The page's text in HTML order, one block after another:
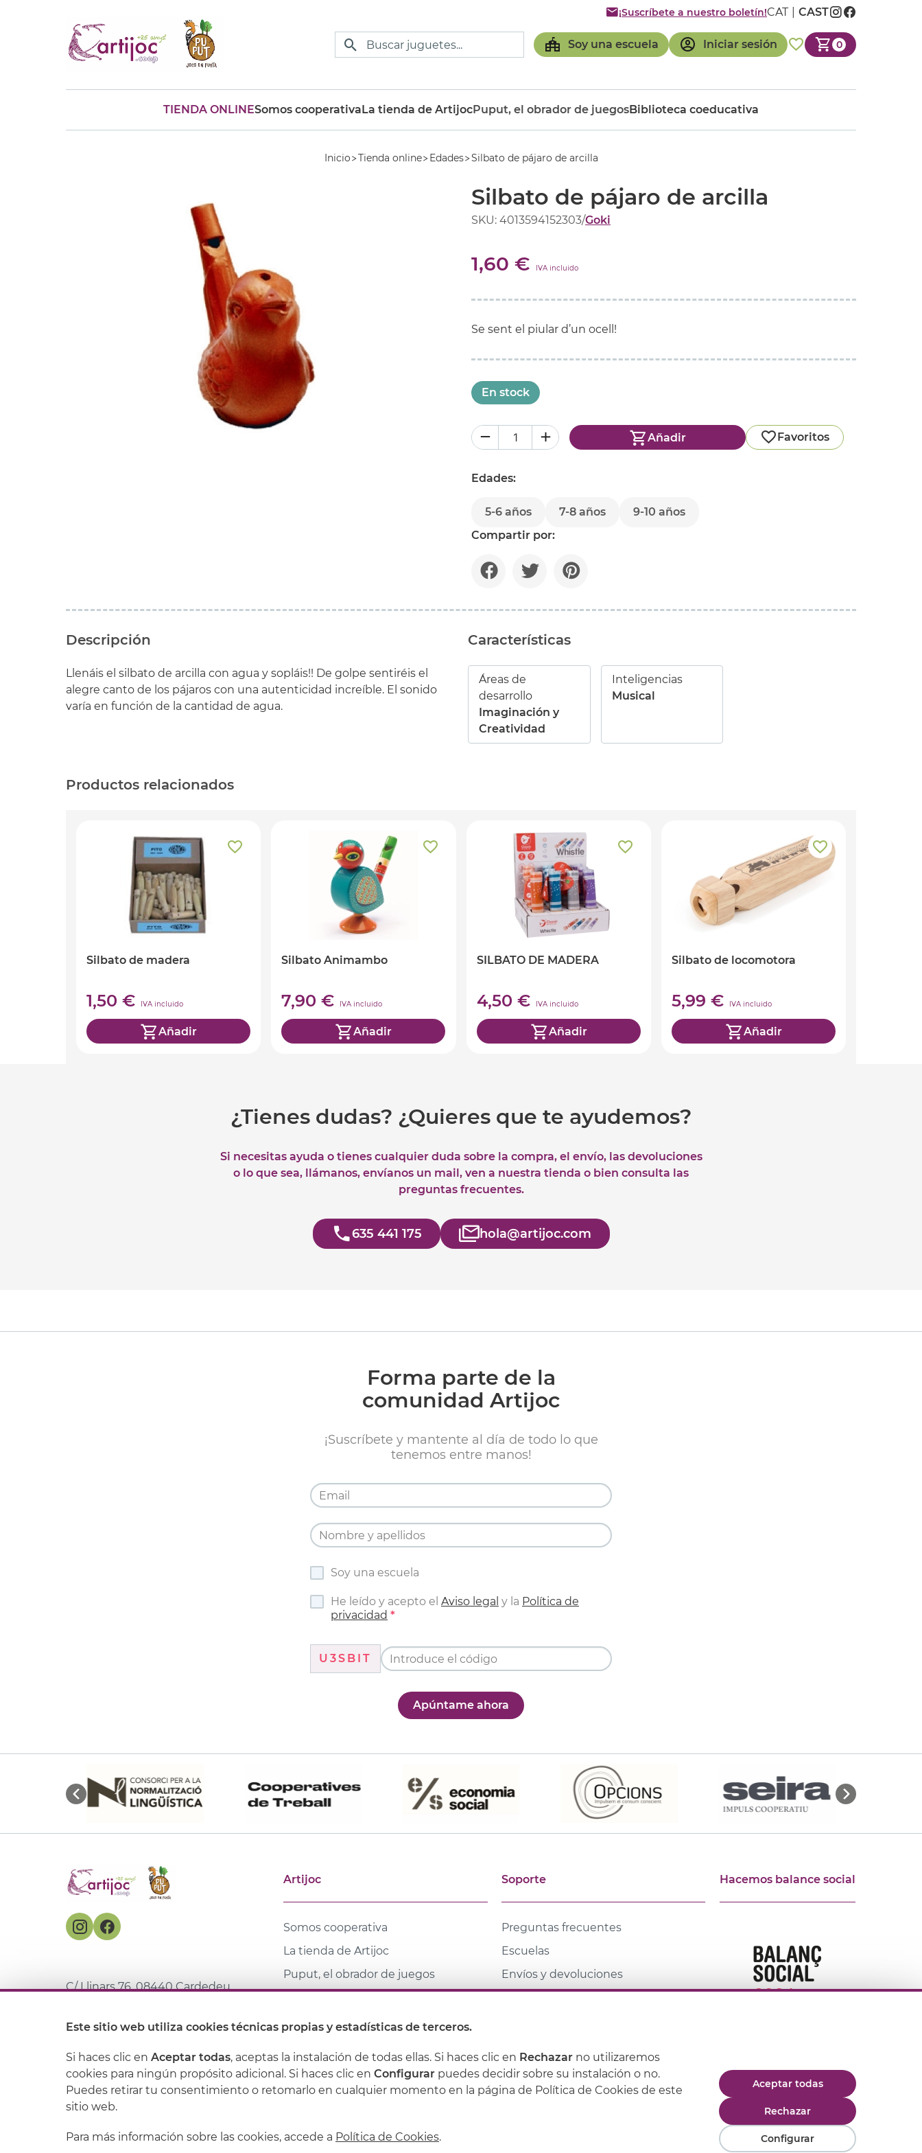
Soy una escuela Iniciar sesión 0
¡Suscríbete a nuestro boletín!CAT CAST
TIENDA ONLINESomos cooperativaLa tienda de ArtijocPuput, el obrador de juegosBiblioteca coeducativa
Inicio Tienda online Edades Silbato de pájaro de arcilla
Silbato de pájaro de arcilla
SKU: 4013594152303/Goki
1,60 € IVA incluido
Se sent el piular d’un ocell!
En stock
Añadir Favoritos
Edades:
5-6 años 7-8 años
9-10 años
Compartir por:
Descripción
Llenáis el silbato de arcilla con agua y sopláis!! De golpe sentiréis el
alegre canto de los pájaros con una autenticidad increíble. El sonido
varía en función de la cantidad de agua.
Características
Áreas de
desarrollo
Imaginación y
Creatividad
Inteligencias
Musical
Productos relacionados
Silbato de madera
1,50 € IVA incluido
Añadir
Silbato Animambo
7,90 € IVA incluido
Añadir
SILBATO DE MADERA
4,50 € IVA incluido
Añadir
Silbato de locomotora
5,99 € IVA incluido
Añadir
¿Tienes dudas? ¿Quieres que te ayudemos?
Si necesitas ayuda o tienes cualquier duda sobre la compra, el envío, las devoluciones
o lo que sea, llámanos, envíanos un mail, ven a nuestra tienda o bien consulta las
preguntas frecuentes.
635 441 175 hola@artijoc.com
Forma parte de la
comunidad Artijoc
¡Suscríbete y mantente al día de todo lo que
tenemos entre manos!
Soy una escuela
He leído y acepto el Aviso legal y la Política de
privacidad
U3SBIT
Apúntame ahora
C/ Llinars 76, 08440 Cardedeu
web@artijoc.com
Artijoc
Somos cooperativa
La tienda de Artijoc
Puput, el obrador de juegos
Marcas
Soporte
Preguntas frecuentes
Escuelas
Envíos y devoluciones
Hacemos balance social
Este sitio web utiliza cookies técnicas propias y estadísticas de terceros.
Si haces clic en Aceptar todas, aceptas la instalación de todas ellas. Si haces clic en Rechazar no utilizaremos
cookies para ningún propósito adicional. Si haces clic en Configurar puedes decidir sobre su instalación o no.
Puedes retirar tu consentimiento o retomarlo en cualquier momento en la página de Política de Cookies de este
sitio web.
Para más información sobre las cookies, accede a Política de Cookies.
Aceptar todas
Rechazar
Configurar